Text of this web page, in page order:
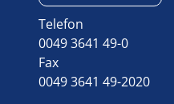
Telefon
0049 3641 49-0
Fax
0049 3641 49-2020